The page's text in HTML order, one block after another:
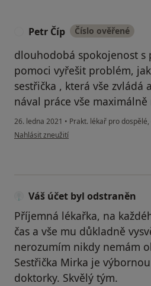
Petr Číp Číslo ověřené
dlouhodobá spokojenost s
pomoci vyřešit problém,
sestřička , která vše zvládá
nával práce vše
26. ledna 2021 • Prakt. lékař pro
podle názoru uživatele Petr Číp
Nahlásit zneužití
Váš účet byl odstraněn
Příjemná lékařka, na
čas a vše mu důkladně
nerozumím nikdy nemám
Sestřička Mirka je
doktorky. Skvělý tým.